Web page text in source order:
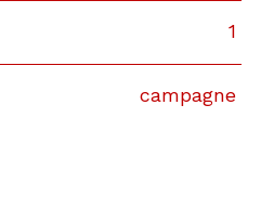
1
campagne